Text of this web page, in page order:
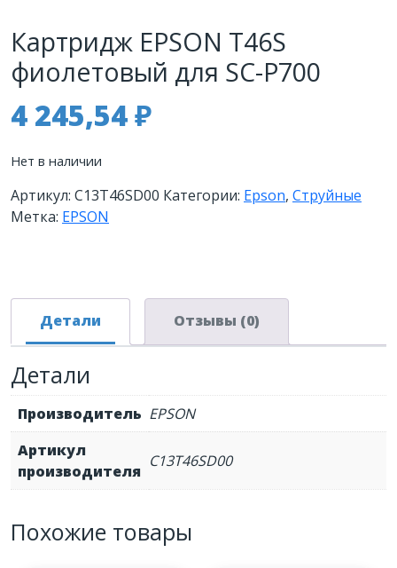
Картридж EPSON T46S
фиолетовый для SC-P700
4 245,54₽
Нет в наличии
Артикул: C13T46SD00 Категории: Epson, Струйные
Метка: EPSON
Детали Отзывы (0)
Детали
Производитель EPSON
Артикул
производителя
C13T46SD00
Похожие товары